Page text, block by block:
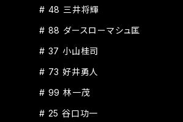
# 48 三井将輝
# 88 ダースローマシュ匡
# 37 小山桂司
# 73 好井勇人
# 99 林一茂
# 25 谷口功一